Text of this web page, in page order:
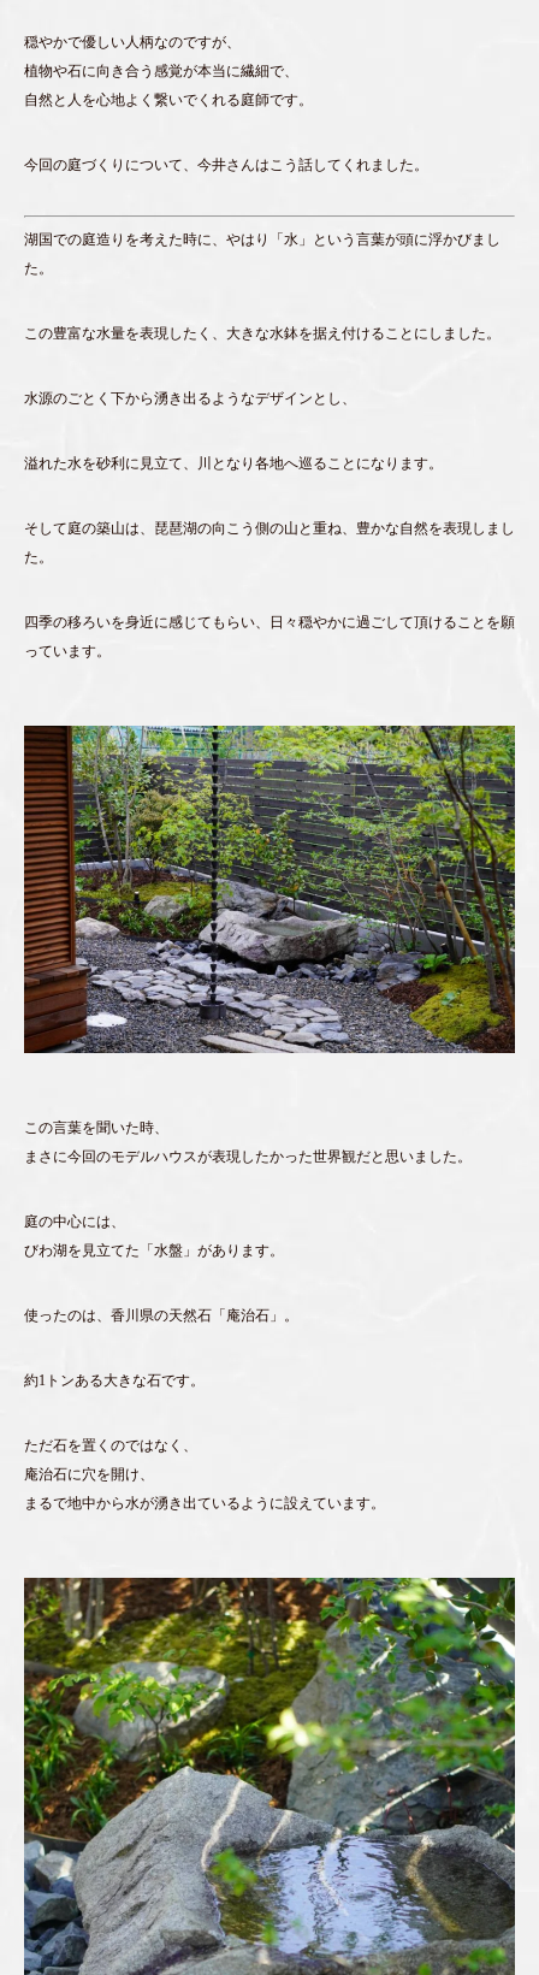
穏やかで優しい人柄なのですが、
植物や石に向き合う感覚が本当に繊細で、
自然と人を心地よく繋いでくれる庭師です。
今回の庭づくりについて、今井さんはこう話してくれました。
湖国での庭造りを考えた時に、やはり「水」という言葉が頭に浮かびまし
た。
この豊富な水量を表現したく、大きな水鉢を据え付けることにしました。
水源のごとく下から湧き出るようなデザインとし、
溢れた水を砂利に見立て、川となり各地へ巡ることになります。
そして庭の築山は、琵琶湖の向こう側の山と重ね、豊かな自然を表現しまし
た。
四季の移ろいを身近に感じてもらい、日々穏やかに過ごして頂けることを願
っています。
この言葉を聞いた時、
まさに今回のモデルハウスが表現したかった世界観だと思いました。
庭の中心には、
びわ湖を見立てた「水盤」があります。
使ったのは、香川県の天然石「庵治石」。
約1トンある大きな石です。
ただ石を置くのではなく、
庵治石に穴を開け、
まるで地中から水が湧き出ているように設えています。